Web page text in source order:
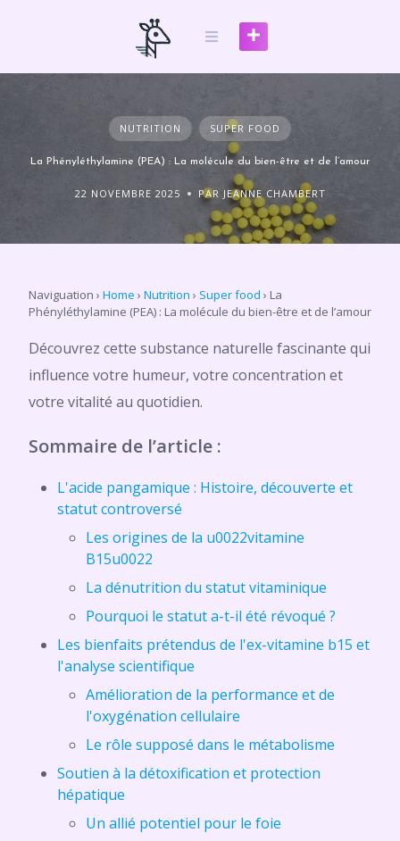
NUTRITION SUPER FOOD
La Phényléthylamine (PEA) : La molécule du bien-être et de l’amour
22 NOVEMBRE 2025 PAR JEANNE CHAMBERT
Naviguation › Home › Nutrition › Super food › La
Phényléthylamine (PEA) : La molécule du bien-être et de l’amour
Découvrez cette substance naturelle fascinante qui
influence votre humeur, votre concentration et
votre vitalité au quotidien.
Sommaire de l’article :
L'acide pangamique : Histoire, découverte et
statut controversé
Les origines de la u0022vitamine
B15u0022
La dénutrition du statut vitaminique
Pourquoi le statut a-t-il été révoqué ?
Les bienfaits prétendus de l'ex-vitamine b15 et
l'analyse scientifique
Amélioration de la performance et de
l'oxygénation cellulaire
Le rôle supposé dans le métabolisme
Soutien à la détoxification et protection
hépatique
Un allié potentiel pour le foie